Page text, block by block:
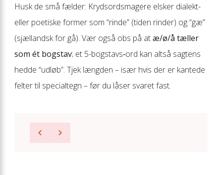
Husk de små fælder: Krydsordsmagere elsker dialekt-
eller poetiske former som “rinde” (tiden rinder) og “gæ”
(sjællandsk for gå). Vær også obs på atæ/ø/å tæller
som ét bogstav; et 5-bogstavs‐ord kan altså sagtens
hedde “udløb”. Tjek længden – især hvis der er kantede
felter til specialtegn – før du låser svaret fast.